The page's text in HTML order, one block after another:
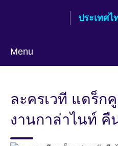
ประเทศไ
Menu
ละครเวที แดร็ก
งานกาล่าไนท์ คื